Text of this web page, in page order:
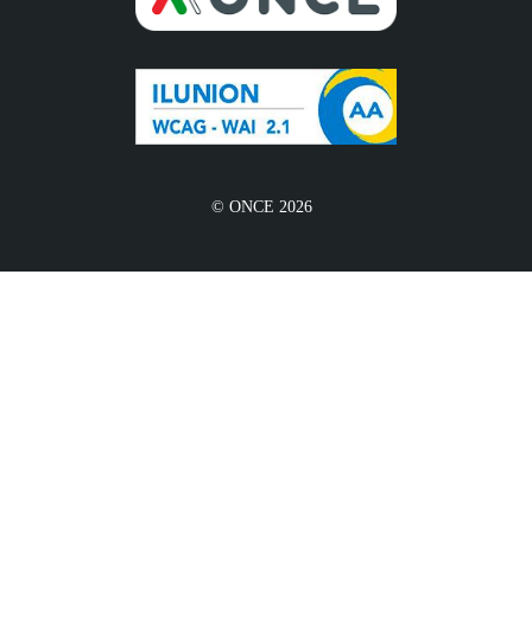
© ONCE 2026